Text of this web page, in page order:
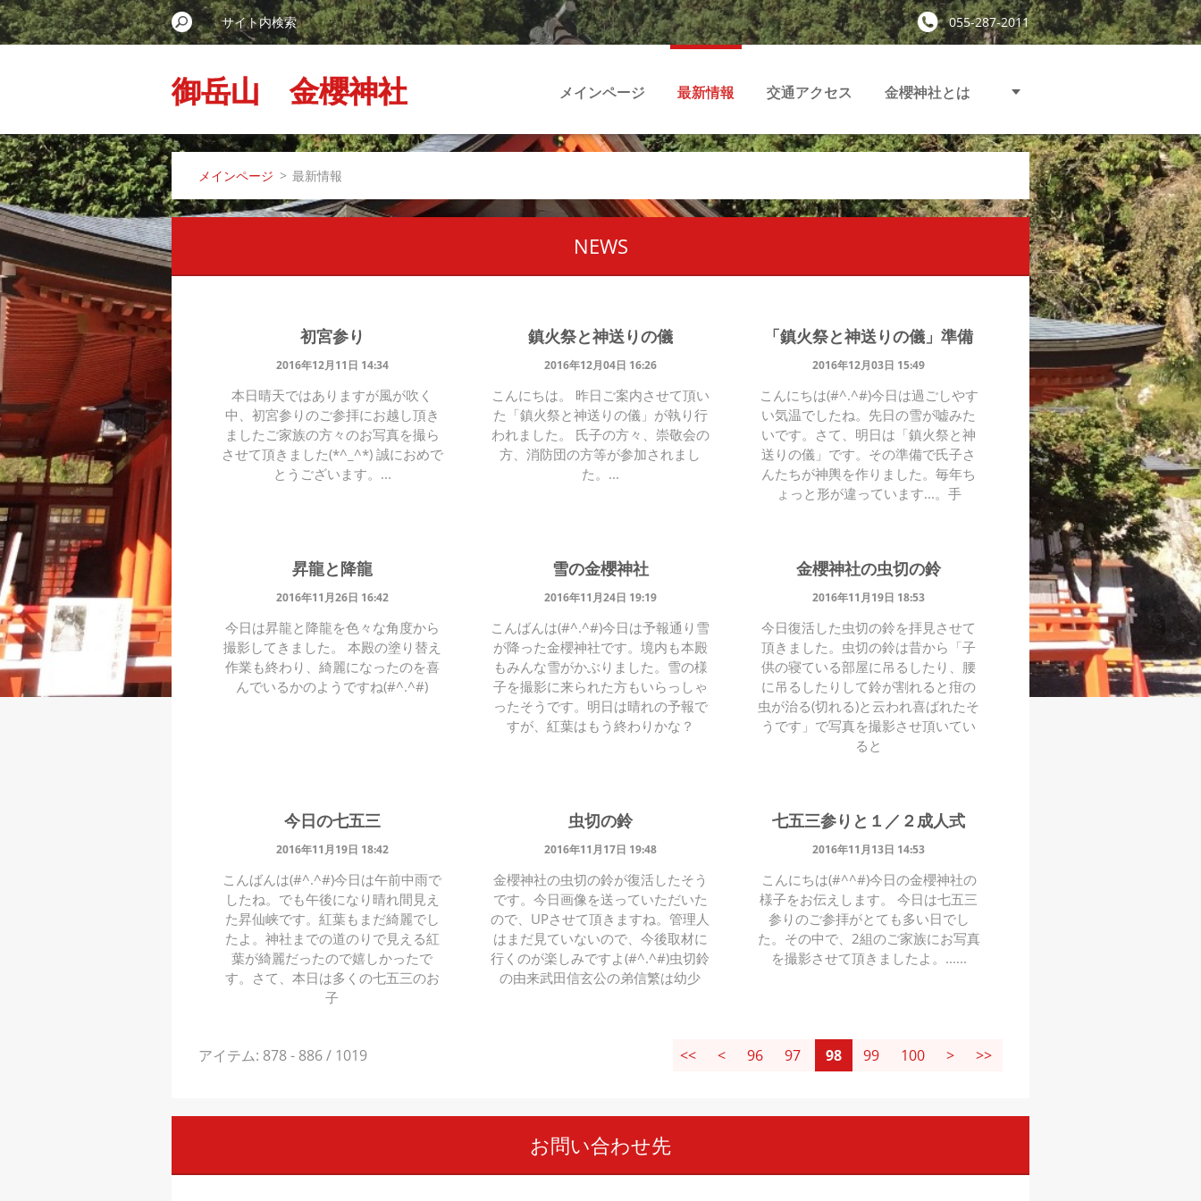
055-287-2011
御岳山 金櫻神社 メインページ 最新情報 交通アクセス 金櫻神社とは
メインページ > 最新情報
NEWS
初宮参り
2016年12月11日 14:34
本日晴天ではありますが風が吹く
中、初宮参りのご参拝にお越し頂き
ましたご家族の方々のお写真を撮ら
させて頂きました(*^_^*) 誠におめで
とうございます。...
鎮火祭と神送りの儀
2016年12月04日 16:26
こんにちは。 昨日ご案内させて頂い
た「鎮火祭と神送りの儀」が執り行
われました。 氏子の方々、崇敬会の
方、消防団の方等が参加されまし
た。...
「鎮火祭と神送りの儀」準備
2016年12月03日 15:49
こんにちは(#^.^#)今日は過ごしやす
い気温でしたね。先日の雪が嘘みた
いです。さて、明日は「鎮火祭と神
送りの儀」です。その準備で氏子さ
んたちが神輿を作りました。毎年ち
ょっと形が違っています...。手
昇龍と降龍
2016年11月26日 16:42
今日は昇龍と降龍を色々な角度から
撮影してきました。 本殿の塗り替え
作業も終わり、綺麗になったのを喜
んでいるかのようですね(#^.^#)
雪の金櫻神社
2016年11月24日 19:19
こんばんは(#^.^#)今日は予報通り雪
が降った金櫻神社です。境内も本殿
もみんな雪がかぶりました。雪の様
子を撮影に来られた方もいらっしゃ
ったそうです。明日は晴れの予報で
すが、紅葉はもう終わりかな？
金櫻神社の虫切の鈴
2016年11月19日 18:53
今日復活した虫切の鈴を拝見させて
頂きました。虫切の鈴は昔から「子
供の寝ている部屋に吊るしたり、腰
に吊るしたりして鈴が割れると疳の
虫が治る(切れる)と云われ喜ばれたそ
うです」で写真を撮影させ頂いてい
ると
今日の七五三
2016年11月19日 18:42
こんばんは(#^.^#)今日は午前中雨で
したね。でも午後になり晴れ間見え
た昇仙峡です。紅葉もまだ綺麗でし
たよ。神社までの道のりで見える紅
葉が綺麗だったので嬉しかったで
す。さて、本日は多くの七五三のお
子
虫切の鈴
2016年11月17日 19:48
金櫻神社の虫切の鈴が復活したそう
です。今日画像を送っていただいた
ので、UPさせて頂きますね。管理人
はまだ見ていないので、今後取材に
行くのが楽しみですよ(#^.^#)虫切鈴
の由来武田信玄公の弟信繁は幼少
七五三参りと１／２成人式
2016年11月13日 14:53
こんにちは(#^^#)今日の金櫻神社の
様子をお伝えします。 今日は七五三
参りのご参拝がとても多い日でし
た。その中で、2組のご家族にお写真
を撮影させて頂きましたよ。......
アイテム: 878 - 886 / 1019 << < 96 97 98 99 100 > >>
お問い合わせ先